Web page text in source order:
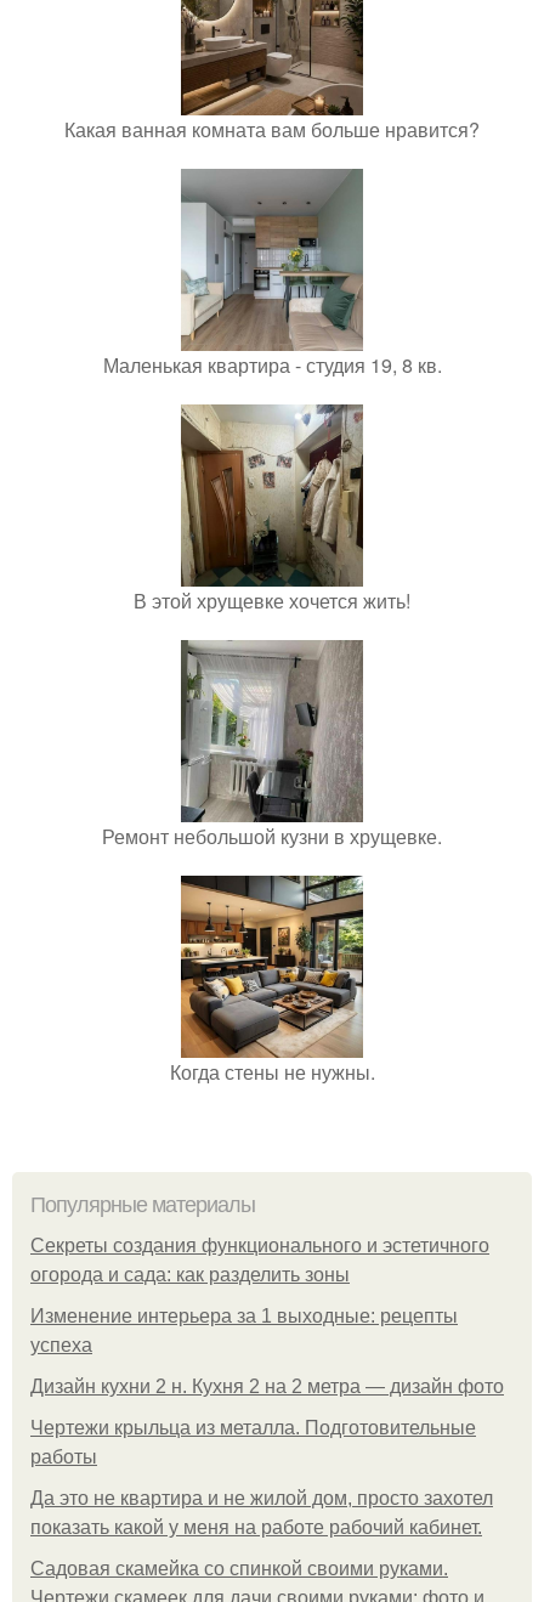
Какая ванная комната вам больше нравится?
Маленькая квартира - студия 19, 8 кв.
В этой хрущевке хочется жить!
Ремонт небольшой кузни в хрущевке.
Когда стены не нужны.
Популярные материалы
Секреты создания функционального и эстетичного
огорода и сада: как разделить зоны
Изменение интерьера за 1 выходные: рецепты
успеха
Дизайн кухни 2 н. Кухня 2 на 2 метра — дизайн фото
Чертежи крыльца из металла. Подготовительные
работы
Да это не квартира и не жилой дом, просто захотел
показать какой у меня на работе рабочий кабинет.
Садовая скамейка со спинкой своими руками.